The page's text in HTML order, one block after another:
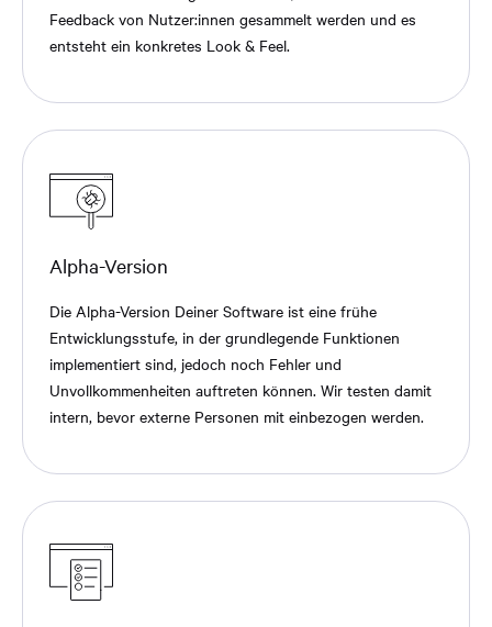
Feedback von Nutzer:innen gesammelt werden und es
entsteht ein konkretes Look & Feel.
Alpha-Version
Die Alpha-Version Deiner Software ist eine frühe
Entwicklungsstufe, in der grundlegende Funktionen
implementiert sind, jedoch noch Fehler und
Unvollkommenheiten auftreten können. Wir testen damit
intern, bevor externe Personen mit einbezogen werden.